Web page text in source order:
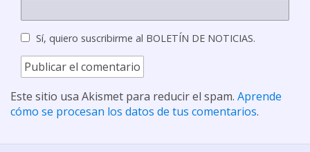
Sí, quiero suscribirme al BOLETÍN DE NOTICIAS.
Este sitio usa Akismet para reducir el spam. Aprende
cómo se procesan los datos de tus comentarios.